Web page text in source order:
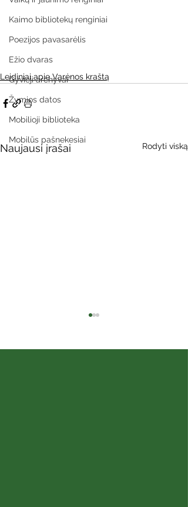
Kaimo bibliotekų renginiai
Poezijos pavasarėlis
Ežio dvaras
Gyvieji archyvai
Žymios datos
Mobilioji biblioteka
Mobilūs pašnekesiai
Leidiniai apie Varėnos kraštą
Naujausi įrašai Rodyti viską